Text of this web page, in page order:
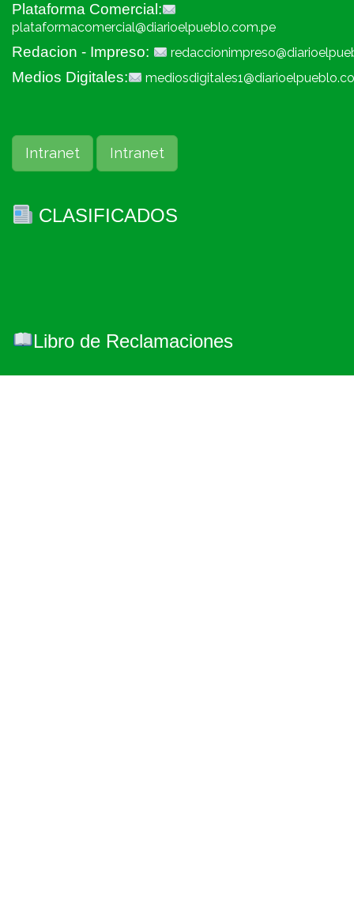
Plataforma Comercial:
plataformacomercial@diarioelpueblo.com.pe
Redacion - Impreso:
Medios Digitales:
Intranet Intranet
CLASIFICADOS
Libro de Reclamaciones